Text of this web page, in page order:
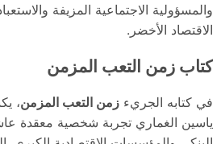
والمسؤولية الاجتماعية المزيفة
الاقتصاد الأخضر.
كتاب زمن التعب المزمن
في كتابه الجريء زمن التعب المزمن،
ياسين الغماري تجربة شخصية معقدة